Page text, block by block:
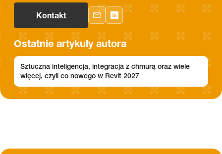
Kontakt
Ostatnie artykuły autora
Sztuczna inteligencja, integracja z chmurą oraz wiele
więcej, czyli co nowego w Revit 2027